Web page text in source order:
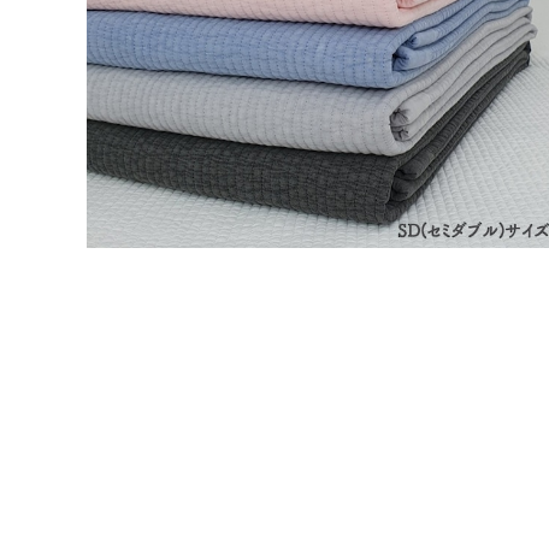
【再販＆韓国発送】ヌビイブル SDサイズ
¥11,500